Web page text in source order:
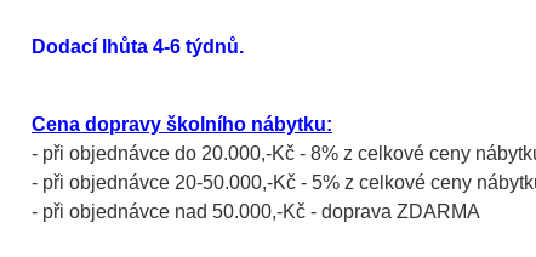
Dodací lhůta 4-6 týdnů.
Cena dopravy školního nábytku:
- při objednávce do 20.000,-Kč - 8% z celkové ceny
- při objednávce 20-50.000,-Kč - 5% z celkové ceny
- při objednávce nad 50.000,-Kč - doprava ZDARMA